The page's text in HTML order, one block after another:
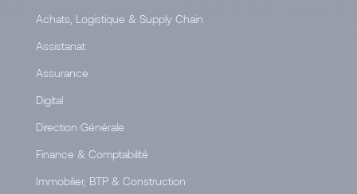
Achats, Logistique & Supply Chain
Assistanat
Assurance
Digital
Direction Générale
Finance & Comptabilité
Immobilier, BTP & Construction